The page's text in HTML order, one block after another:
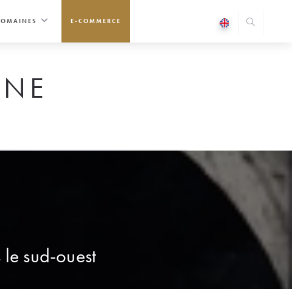
E-COMMERCE
sud-ouest